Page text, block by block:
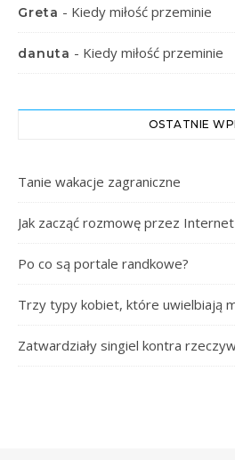
Greta - Kiedy miłość przeminie
danuta - Kiedy miłość przeminie
OSTATNIE
Tanie wakacje zagraniczne
Jak zacząć rozmowę przez Internet
Po co są portale randkowe?
Trzy typy kobiet, które uwielbiają
Zatwardziały singiel kontra